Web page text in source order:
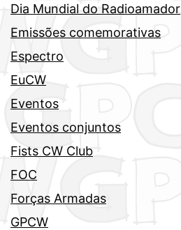
Dia Mundial do Radioamador
Emissões comemorativas
Espectro
EuCW
Eventos
Eventos conjuntos
Fists CW Club
FOC
Forças Armadas
GPCW